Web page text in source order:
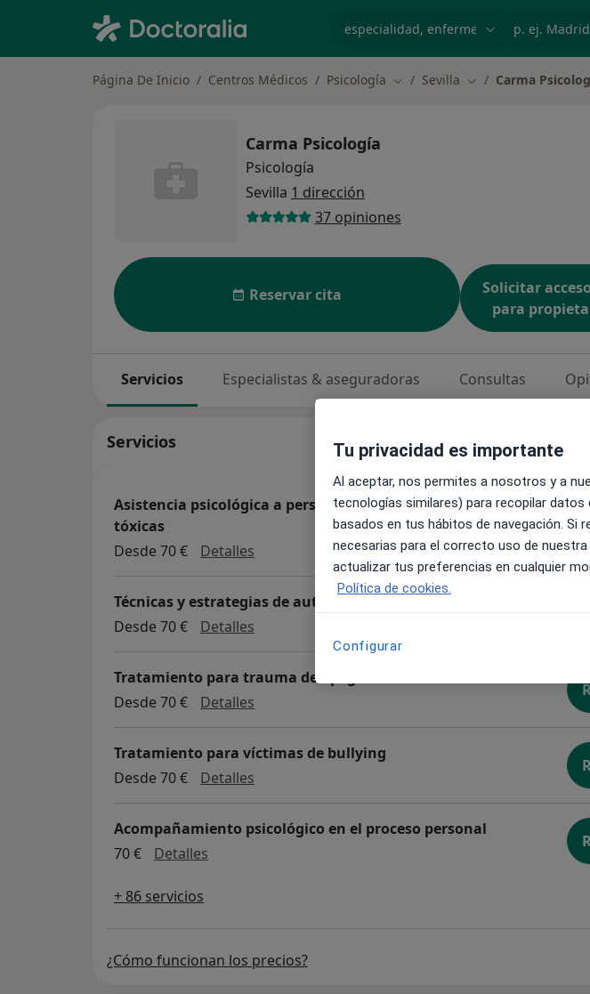
Página De Inicio Centros Médicos Psicología Cambiar de ciudad
Sevilla Cambiar de ciudad
Carma
Carma Psicología
Psicología
Sevilla 1 dirección
37 opiniones
Reservar cita
Solicitar
para
Servicios Especialistas & aseguradoras Consultas
Servicios
Asistencia psicológica a personas víctimas de relaciones
tóxicas
Desde 70 €
Detalles Asistencia psicológica a personas víctimas de
Técnicas y estrategias de autoestima
Desde 70 €
Detalles
Tratamiento para trauma de apego
Desde 70 €
Detalles
Tratamiento para víctimas de bullying
Desde 70 €
Detalles
Acompañamiento psicológico en el proceso personal
70 €
Detalles
+ 86 servicios
¿Cómo funcionan los precios?
Tu privacidad es importante
Al aceptar, nos permites a nosotros y a
tecnologías similares) para recopilar
basados en tus hábitos de navegación. Si
necesarias para el correcto uso de
actualizar tus preferencias en cualquier
Política de cookies.
Configurar